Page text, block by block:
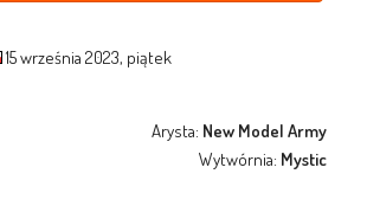
15 września 2023, piątek
Arysta: New Model Army
Wytwórnia: Mystic